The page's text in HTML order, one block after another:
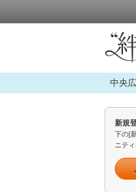
中央
新規
下の[
ニテ